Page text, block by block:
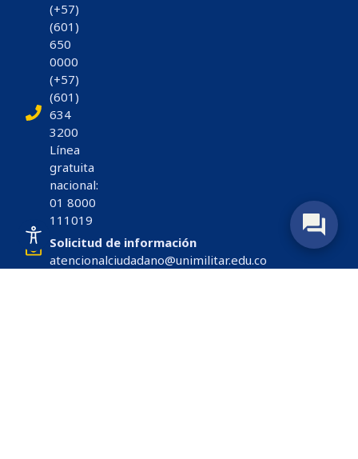
(+57)
(601)
650
0000
(+57)
(601)
634
3200
Línea
gratuita
nacional:
01 8000
111019
Solicitud de información
atencionalciudadano@unimilitar.edu.co